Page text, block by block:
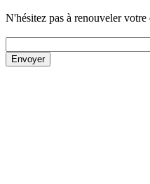
N'hésitez pas à renouveler votre